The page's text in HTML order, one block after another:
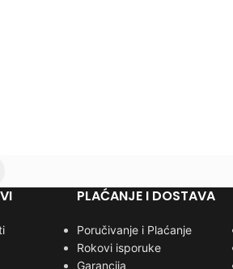
PLAĆANJE I DOSTAVA
Poručivanje i Plaćanje
Rokovi isporuke
Garancija